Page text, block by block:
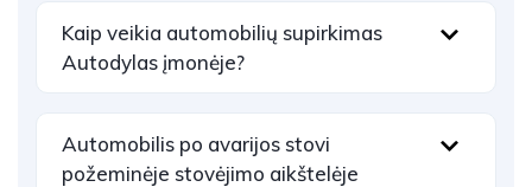
Kaip veikia automobilių supirkimas
Autodylas įmonėje?
Automobilis po avarijos stovi
požeminėje stovėjimo aikštelėje